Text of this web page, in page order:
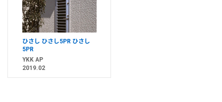
ひさし ひさし5PR ひさし
5PR
YKK AP
2019.02